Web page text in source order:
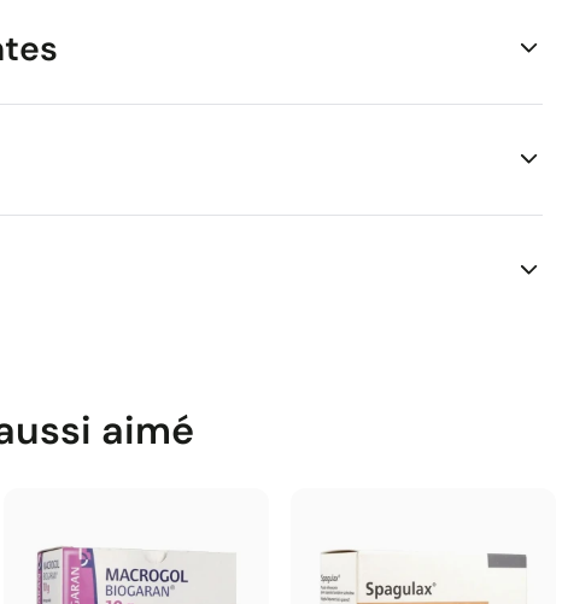
aimé